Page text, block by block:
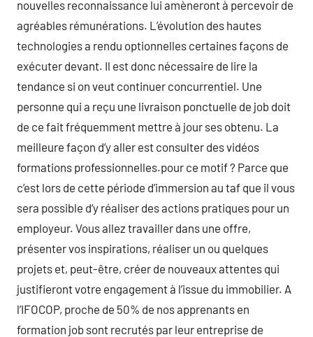
nouvelles reconnaissance lui amèneront à percevoir de
agréables rémunérations. L’évolution des hautes
technologies a rendu optionnelles certaines façons de
exécuter devant. Il est donc nécessaire de lire la
tendance si on veut continuer concurrentiel. Une
personne qui a reçu une livraison ponctuelle de job doit
de ce fait fréquemment mettre à jour ses obtenu. La
meilleure façon d’y aller est consulter des vidéos
formations professionnelles.pour ce motif ? Parce que
c’est lors de cette période d’immersion au taf que il vous
sera possible d’y réaliser des actions pratiques pour un
employeur. Vous allez travailler dans une offre,
présenter vos inspirations, réaliser un ou quelques
projets et, peut-être, créer de nouveaux attentes qui
justifieront votre engagement à l’issue du immobilier. A
l’IFOCOP, proche de 50% de nos apprenants en
formation job sont recrutés par leur entreprise de